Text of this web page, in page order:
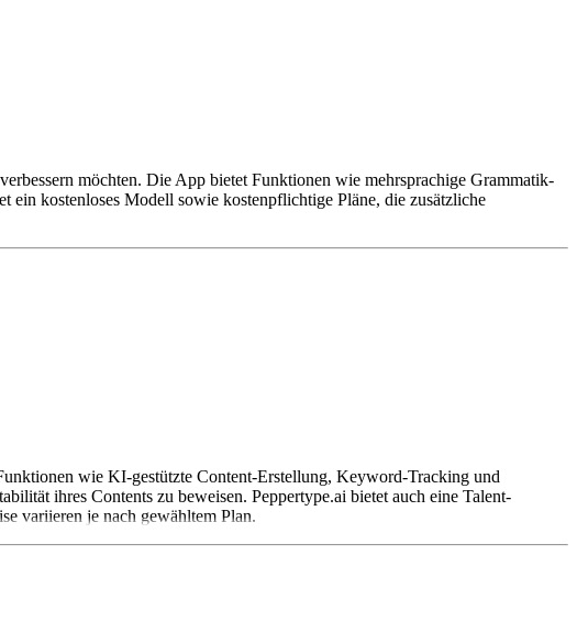
möchten. Die App bietet Funktionen wie mehrsprachige Grammatik-
kostenloses Modell sowie kostenpflichtige Pläne, die zusätzliche
wie KI-gestützte Content-Erstellung, Keyword-Tracking und
ihres Contents zu beweisen. Peppertype.ai bietet auch eine Talent-
variieren je nach gewähltem Plan.